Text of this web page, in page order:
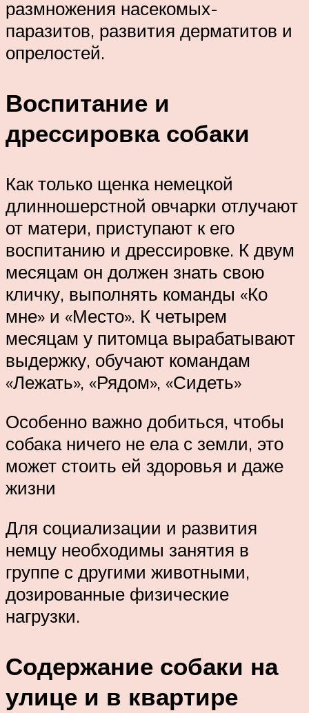
размножения насекомых-
паразитов, развития дерматитов и
опрелостей.
Воспитание и
дрессировка собаки
Как только щенка немецкой
длинношерстной овчарки отлучают
от матери, приступают к его
воспитанию и дрессировке. К двум
месяцам он должен знать свою
кличку, выполнять команды «Ко
мне» и «Место». К четырем
месяцам у питомца вырабатывают
выдержку, обучают командам
«Лежать», «Рядом», «Сидеть»
Особенно важно добиться, чтобы
собака ничего не ела с земли, это
может стоить ей здоровья и даже
жизни
Для социализации и развития
немцу необходимы занятия в
группе с другими животными,
дозированные физические
нагрузки.
Содержание собаки на
улице и в квартире